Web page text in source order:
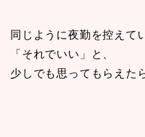
同じように夜勤を控えて
「それでいい」と、
少しでも思ってもらえた